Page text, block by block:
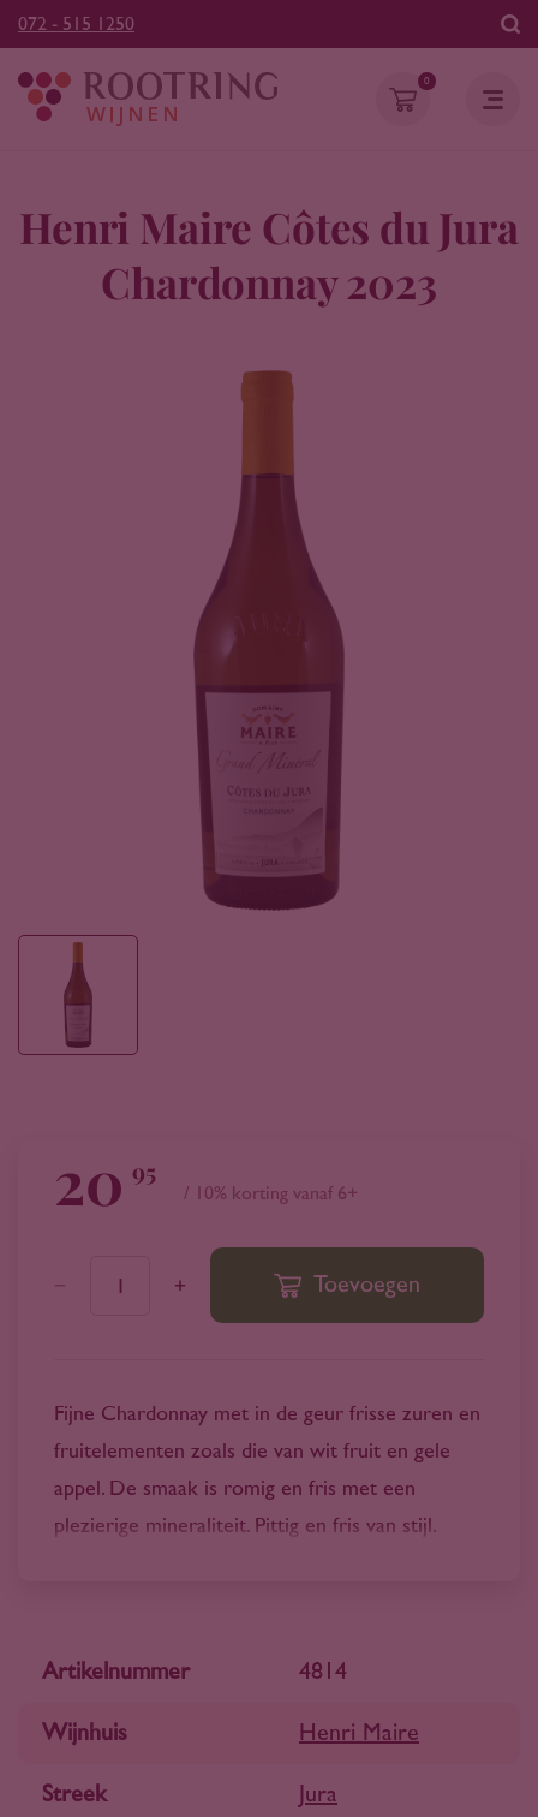
072 - 515 1250
0
Henri Maire Côtes du Jura
Chardonnay 2023
20 95
/ 10% korting vanaf 6+
Toevoegen
Fijne Chardonnay met in de geur frisse zuren en
fruitelementen zoals die van wit fruit en gele
appel. De smaak is romig en fris met een
plezierige mineraliteit. Pittig en fris van stijl.
Artikelnummer 4814
Wijnhuis Henri Maire
Streek Jura